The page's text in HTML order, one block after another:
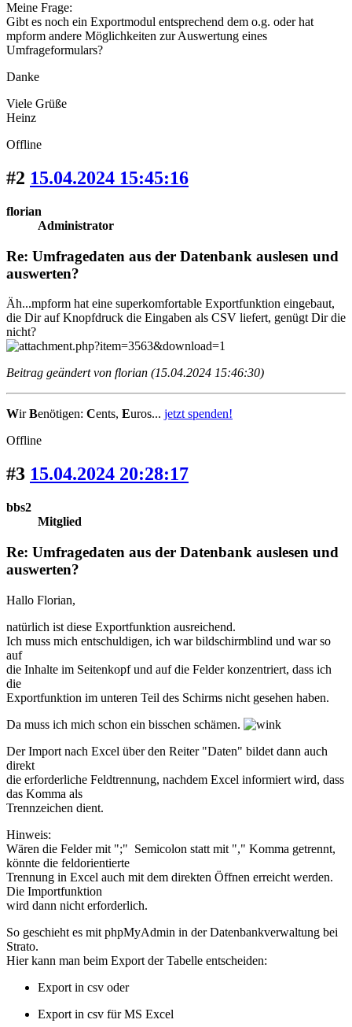
Meine Frage:
Gibt es noch ein Exportmodul entsprechend dem o.g. oder hat
mpform andere Möglichkeiten zur Auswertung eines
Umfrageformulars?
Danke
Viele Grüße
Heinz
Offline
#2 15.04.2024 15:45:16
florian
Administrator
Re: Umfragedaten aus der Datenbank auslesen und
auswerten?
Äh...mpform hat eine superkomfortable Exportfunktion eingebaut,
die Dir auf Knopfdruck die Eingaben als CSV liefert, genügt Dir die
nicht?
Beitrag geändert von florian (15.04.2024 15:46:30)
WirBenötigen: Cents, Euros... jetzt spenden!
Offline
#3 15.04.2024 20:28:17
bbs2
Mitglied
Re: Umfragedaten aus der Datenbank auslesen und
auswerten?
Hallo Florian,
natürlich ist diese Exportfunktion ausreichend.
Ich muss mich entschuldigen, ich war bildschirmblind und war so
auf
die Inhalte im Seitenkopf und auf die Felder konzentriert, dass ich
die
Exportfunktion im unteren Teil des Schirms nicht gesehen haben.
Da muss ich mich schon ein bisschen schämen.
Der Import nach Excel über den Reiter "Daten" bildet dann auch
direkt
die erforderliche Feldtrennung, nachdem Excel informiert wird, dass
das Komma als
Trennzeichen dient.
Hinweis:
Wären die Felder mit ";" Semicolon statt mit "," Komma getrennt,
könnte die feldorientierte
Trennung in Excel auch mit dem direkten Öffnen erreicht werden.
Die Importfunktion
wird dann nicht erforderlich.
So geschieht es mit phpMyAdmin in der Datenbankverwaltung bei
Strato.
Hier kann man beim Export der Tabelle entscheiden:
Export in csv oder
Export in csv für MS Excel